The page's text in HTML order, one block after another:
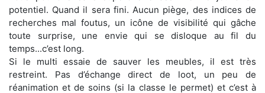
potentiel. Quand il sera fini. Aucun piège, des indices de
recherches mal foutus, un icône de visibilité qui gâche
toute surprise, une envie qui se disloque au fil du
temps...c’est long.
Si le multi essaie de sauver les meubles, il est très
restreint. Pas d’échange direct de loot, un peu de
réanimation et de soins (si la classe le permet) et c’est à